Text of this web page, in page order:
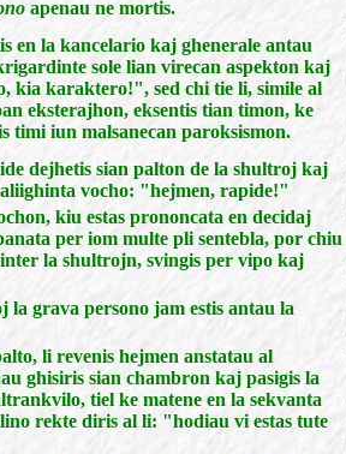
apenau ne mortis.
en la kancelario kaj ghenerale antau
sole lian virecan aspekton kaj
kia karaktero!", sed chi tie li, simile al
eksterajhon, eksentis tian timon, ke
timi iun malsanecan paroksismon.
dejhetis sian palton de la shultroj kaj
vocho: "hejmen, rapide!"
kiu estas prononcata en decidaj
per iom multe pli sentebla, por chiu
la shultrojn, svingis per vipo kaj
la grava persono jam estis antau la
li revenis hejmen anstatau al
ghisiris sian chambron kaj pasigis la
tiel ke matene en la sekvanta
rekte diris al li: "hodiau vi estas tute